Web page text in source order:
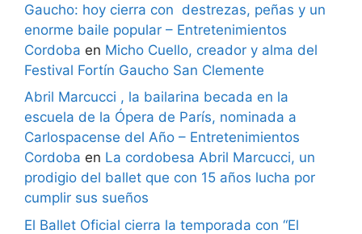
Gaucho: hoy cierra con destrezas, peñas y un
enorme baile popular – Entretenimientos
Cordoba en Micho Cuello, creador y alma del
Festival Fortín Gaucho San Clemente
Abril Marcucci , la bailarina becada en la
escuela de la Ópera de París, nominada a
Carlospacense del Año – Entretenimientos
Cordoba en La cordobesa Abril Marcucci, un
prodigio del ballet que con 15 años lucha por
cumplir sus sueños
El Ballet Oficial cierra la temporada con “El